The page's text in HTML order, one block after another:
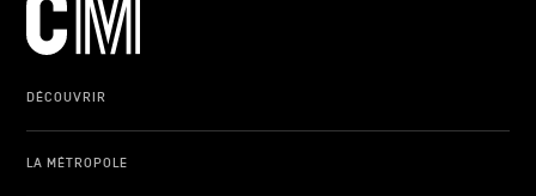
DÉCOUVRIR
LA MÉTROPOLE